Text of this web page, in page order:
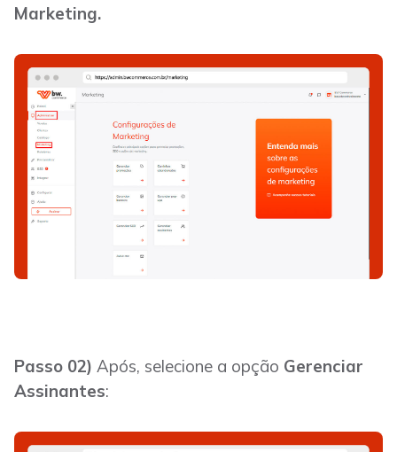
Marketing.
Passo 02) Após, selecione a opção Gerenciar
Assinantes: